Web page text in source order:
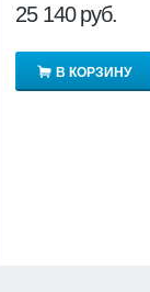
25 140 руб.
В КОРЗИНУ